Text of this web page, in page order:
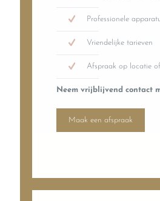
Professionele
Vriendelijke tarieven
Afspraak op locatie
Neem vrijblijvend contact
Maak een afspraak